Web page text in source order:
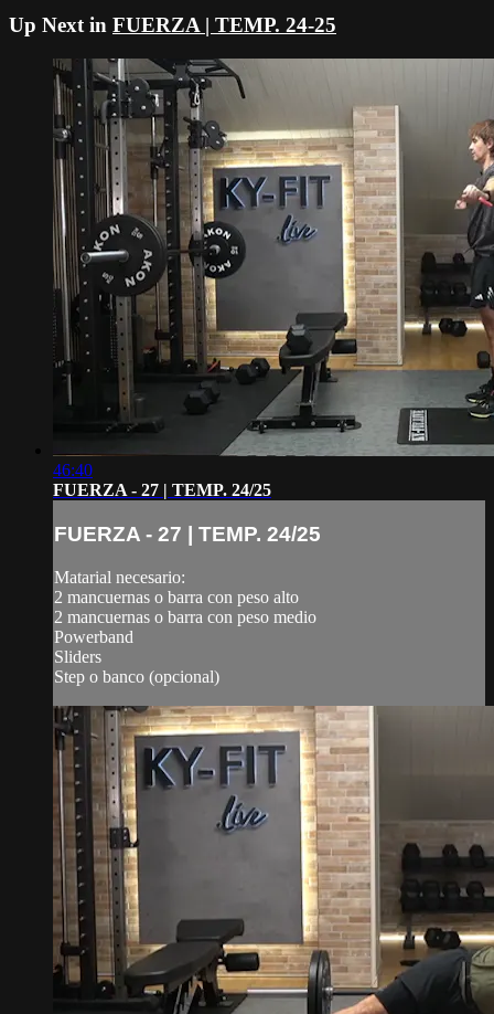
Up Next in FUERZA | TEMP. 24-25
46:40
FUERZA - 27 | TEMP. 24/25
FUERZA - 27 | TEMP. 24/25
Matarial necesario:
2 mancuernas o barra con peso alto
2 mancuernas o barra con peso medio
Powerband
Sliders
Step o banco (opcional)